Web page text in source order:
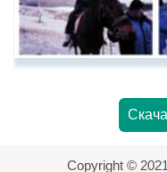
Copyright ©